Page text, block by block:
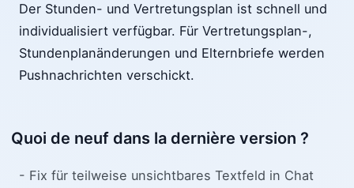
Der Stunden- und Vertretungsplan ist schnell und
individualisiert verfügbar. Für Vertretungsplan-,
Stundenplanänderungen und Elternbriefe werden
Pushnachrichten verschickt.
Quoi de neuf dans la dernière version ?
- Fix für teilweise unsichtbares Textfeld in Chat